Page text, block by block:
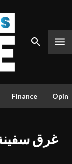
Finance
غرق